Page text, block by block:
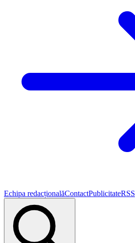
Echipa redacționalăContactPublicitateRSS